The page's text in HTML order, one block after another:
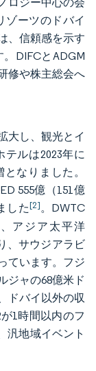
ゾーツのドバイ
、信頼感を示す
DIFCとADGM
修や株主総会へ
大し、観光とイ
ルは2023年に
なりました。
555億（151億
した[2]。DWTC
アジア太平洋
、サウジアラビ
ています。フジ
ジャの68億米ド
ドバイ以外の収
1時間以内のフ
汎地域イベント